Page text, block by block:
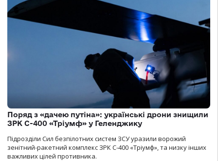
Поряд з «дачею путіна»: українські дрони знищили
ЗРК С-400 «Тріумф» у Геленджику
Підрозділи Сил безпілотних систем ЗСУ уразили ворожий
зенітний-ракетний комплекс ЗРК С-400 «Тріумф», та низку інших
важливих цілей противника.